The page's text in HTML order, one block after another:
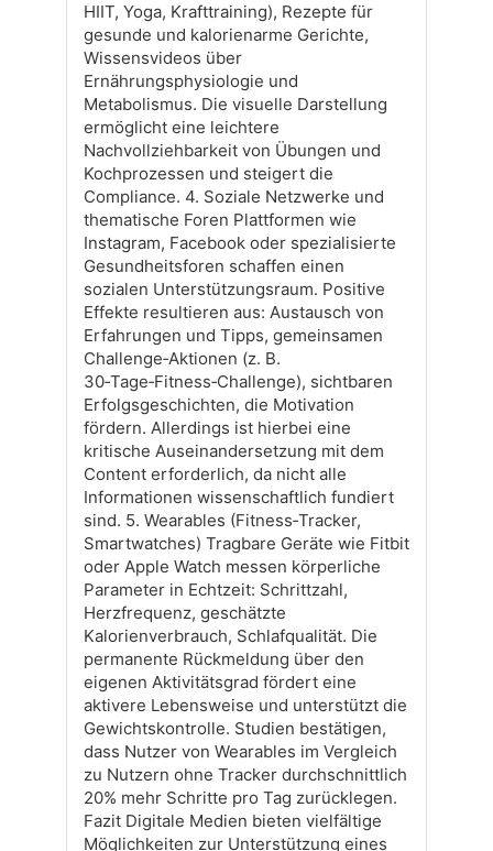
HIIT, Yoga, Krafttraining), Rezepte für
gesunde und kalorienarme Gerichte,
Wissensvideos über
Ernährungsphysiologie und
Metabolismus. Die visuelle Darstellung
ermöglicht eine leichtere
Nachvollziehbarkeit von Übungen und
Kochprozessen und steigert die
Compliance. 4. Soziale Netzwerke und
thematische Foren Plattformen wie
Instagram, Facebook oder spezialisierte
Gesundheitsforen schaffen einen
sozialen Unterstützungsraum. Positive
Effekte resultieren aus: Austausch von
Erfahrungen und Tipps, gemeinsamen
Challenge‑Aktionen (z. B.
30‑Tage‑Fitness‑Challenge), sichtbaren
Erfolgsgeschichten, die Motivation
fördern. Allerdings ist hierbei eine
kritische Auseinandersetzung mit dem
Content erforderlich, da nicht alle
Informationen wissenschaftlich fundiert
sind. 5. Wearables (Fitness‑Tracker,
Smartwatches) Tragbare Geräte wie Fitbit
oder Apple Watch messen körperliche
Parameter in Echtzeit: Schrittzahl,
Herzfrequenz, geschätzte
Kalorienverbrauch, Schlafqualität. Die
permanente Rückmeldung über den
eigenen Aktivitätsgrad fördert eine
aktivere Lebensweise und unterstützt die
Gewichtskontrolle. Studien bestätigen,
dass Nutzer von Wearables im Vergleich
zu Nutzern ohne Tracker durchschnittlich
20% mehr Schritte pro Tag zurücklegen.
Fazit Digitale Medien bieten vielfältige
Möglichkeiten zur Unterstützung eines